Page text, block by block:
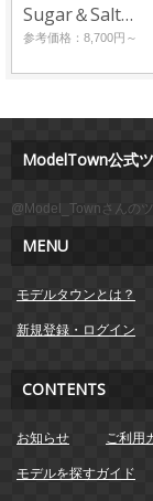
Sugar＆Salt…
参考価格：8,700円～
ModelTown公式
@Model_Townさんの
MENU
モデルタウンとは？
新規登録・ログイン
CONTENTS
お知らせ ご利用
モデルを探すガイド